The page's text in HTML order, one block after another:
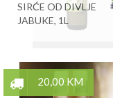
SIRĆE OD DIVLJE
JABUKE, 1L
20,00 KM